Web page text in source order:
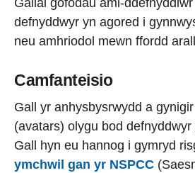
defnyddwyr yn agored i
neu amhriodol mewn ffordd
Camfanteisio
Gall yr anhysbysrwydd a
(avatars) olygu bod
Gall hyn eu hannog i gymryd
ymchwil gan yr NSPCC